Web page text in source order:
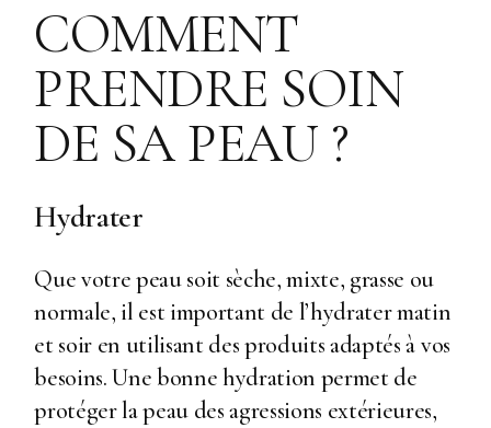
COMMENT
PRENDRE SOIN
DE SA PEAU ?
Hydrater
Que votre peau soit sèche, mixte, grasse ou
normale, il est important de l’hydrater matin
et soir en utilisant des produits adaptés à vos
besoins. Une bonne hydration permet de
protéger la peau des agressions extérieures,